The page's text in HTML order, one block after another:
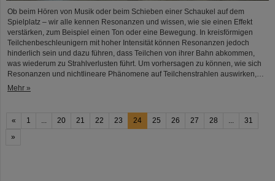
Ob beim Hören von Musik oder beim Schieben einer Schaukel auf dem
Spielplatz – wir alle kennen Resonanzen und wissen, wie sie einen Effekt
verstärken, zum Beispiel einen Ton oder eine Bewegung. In kreisförmigen
Teilchenbeschleunigern mit hoher Intensität können Resonanzen jedoch
hinderlich sein und dazu führen, dass Teilchen von ihrer Bahn abkommen,
was wiederum zu Strahlverlusten führt. Um vorhersagen zu können, wie sich
Resonanzen und nichtlineare Phänomene auf Teilchenstrahlen auswirken,…
Mehr »
« 1 20 21 22 23 24 25 26 27 28
31
»